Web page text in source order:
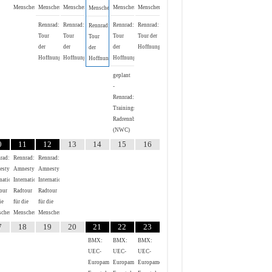
MenschenrechteMenschenrechte
Rennrad:
Tour
der
Hoffnung
Menschenrechte
Rennrad:
Tour
der
Hoffnung
Menschenrechte
Rennrad:
Tour
der
Hoffnung
Menschenrechte
Rennrad:
Tour
der
Hoffnung
geplant
-
Rennrad:
Trainingsrennen
Radrennbahn
(NWC)
Menschenrechte
Rennrad:
Tour der
Hoffnung
11
Rennrad:
Amnesty
International
Radtour
für die
Menschenrechte
12
Rennrad:
Amnesty
International
Radtour
für die
Menschenrechte
13 14 15 16
18 19 20 21
BMX:
UEC-
Europameisterschaft
22
BMX:
UEC-
Europameisterschaft
23
BMX:
UEC-
Europameisterschaft